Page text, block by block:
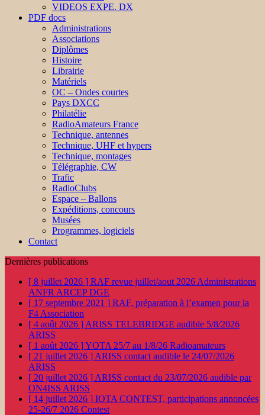
VIDEOS EXPE. DX
PDF docs
Administrations
Associations
Diplômes
Histoire
Librairie
Matériels
OC – Ondes courtes
Pays DXCC
Philatélie
RadioAmateurs France
Technique, antennes
Technique, UHF et hypers
Technique, montages
Télégraphie, CW
Trafic
RadioClubs
Espace – Ballons
Expéditions, concours
Musées
Programmes, logiciels
Contact
Dernières publications
[ 8 juillet 2026 ] RAF revue juillet/aout 2026 Administrations
ANFR ARCEP DGE
[ 17 septembre 2021 ] RAF, préparation à l’examen pour la
F4 Association
[ 4 août 2026 ] ARISS TELEBRIDGE audible 5/8/2026
ARISS
[ 1 août 2026 ]YOTA 25/7 au 1/8/26 Radioamateurs
[ 21 juillet 2026 ] ARISS contact audible le 24/07/2026
ARISS
[ 20 juillet 2026 ] ARISS contact du 23/07/2026 audible par
ON4ISS ARISS
[ 14 juillet 2026 ] IOTA CONTEST, participations annoncées
25-26/7 2026 Contest